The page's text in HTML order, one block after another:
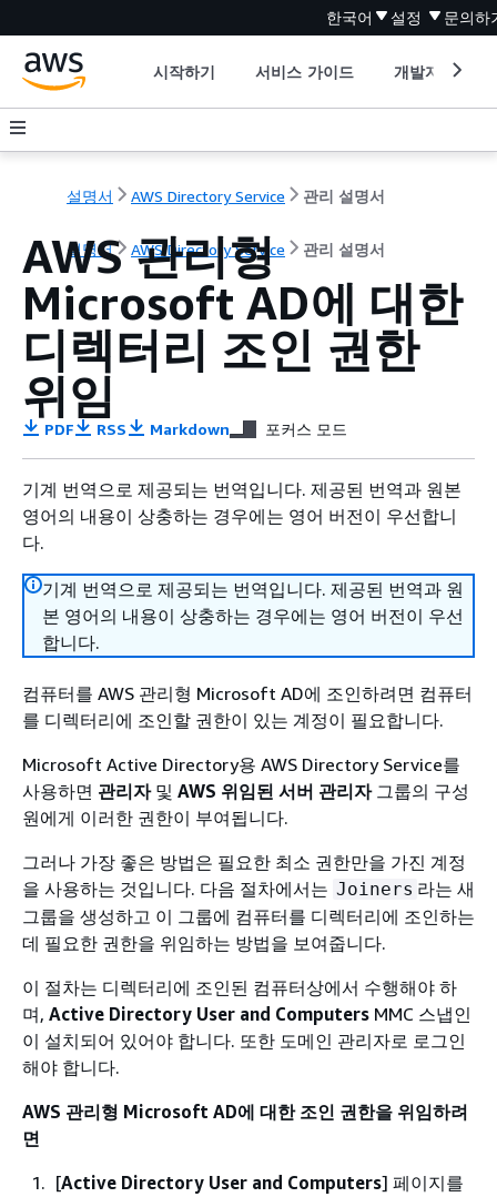
한국어 설정 문의하
시작하기 서비스 가이드 개발자 도구
설명서 AWS Directory Service 관리 설명서
설명서 AWS Directory Service 관리 설명서
AWS 관리형
Microsoft AD에 대한
디렉터리 조인 권한
위임
PDF RSS Markdown 포커스 모드
기계 번역으로 제공되는 번역입니다. 제공된 번역과 원본
영어의 내용이 상충하는 경우에는 영어 버전이 우선합니
다.
기계 번역으로 제공되는 번역입니다. 제공된 번역과 원
본 영어의 내용이 상충하는 경우에는 영어 버전이 우선
합니다.
컴퓨터를 AWS 관리형 Microsoft AD에 조인하려면 컴퓨터
를 디렉터리에 조인할 권한이 있는 계정이 필요합니다.
Microsoft Active Directory용 AWS Directory Service를
사용하면 관리자및 AWS 위임된 서버 관리자그룹의 구성
원에게 이러한 권한이 부여됩니다.
그러나 가장 좋은 방법은 필요한 최소 권한만을 가진 계정
을 사용하는 것입니다. 다음 절차에서는 Joiners 라는 새
그룹을 생성하고 이 그룹에 컴퓨터를 디렉터리에 조인하는
데 필요한 권한을 위임하는 방법을 보여줍니다.
이 절차는 디렉터리에 조인된 컴퓨터상에서 수행해야 하
며, Active Directory User and Computers MMC 스냅인
이 설치되어 있어야 합니다. 또한 도메인 관리자로 로그인
해야 합니다.
AWS 관리형 Microsoft AD에 대한 조인 권한을 위임하려
면
[Active Directory User and Computers] 페이지를